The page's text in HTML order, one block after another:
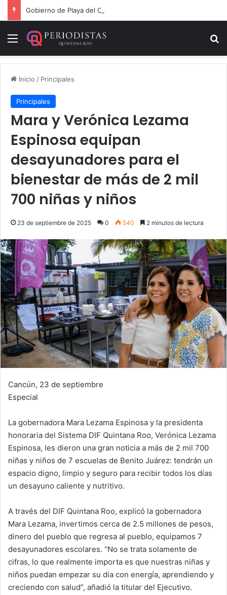
Menú
Inicio / Principales
Principales
Mara y Verónica Lezama
Espinosa equipan
desayunadores para el
bienestar de más de 2 mil
700 niñas y niños
23 de septiembre de 2025 0 540 2 minutos de lectura
Cancún, 23 de septiembre
Especial
La gobernadora Mara Lezama Espinosa y la presidenta
honoraria del Sistema DIF Quintana Roo, Verónica Lezama
Espinosa, les dieron una gran noticia a más de 2 mil 700
niñas y niños de 7 escuelas de Benito Juárez: tendrán un
espacio digno, limpio y seguro para recibir todos los días
un desayuno caliente y nutritivo.
A través del DIF Quintana Roo, explicó la gobernadora
Mara Lezama, invertimos cerca de 2.5 millones de pesos,
dinero del pueblo que regresa al pueblo, equipamos 7
desayunadores escolares. “No se trata solamente de
cifras, lo que realmente importa es que nuestras niñas y
niños puedan empezar su día con energía, aprendiendo y
creciendo con salud”, añadió la titular del Ejecutivo.